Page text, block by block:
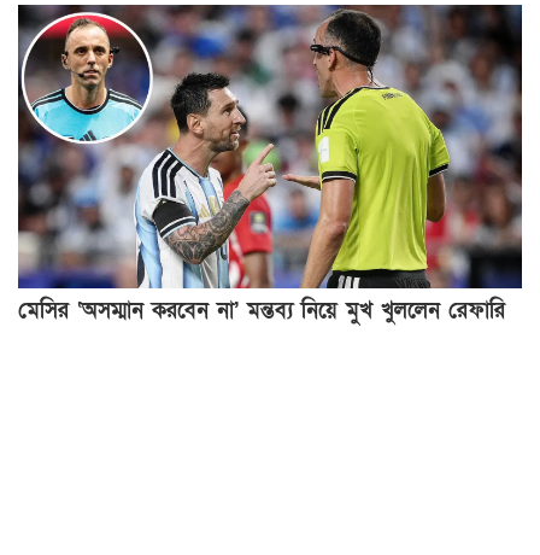
মেসির ‘অসম্মান করবেন না’ মন্তব্য নিয়ে মুখ খুললেন রেফারি